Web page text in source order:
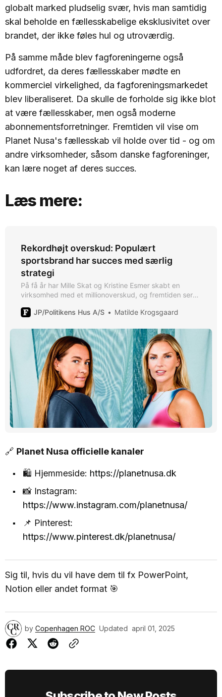
globalt marked pludselig svær, hvis man samtidig
skal beholde en fællesskabelige eksklusivitet over
brandet, der ikke føles hul og utroværdig.
På samme måde blev fagforeningerne også
udfordret, da deres fællesskaber mødte en
kommerciel virkelighed, da fagforeningsmarkedet
blev liberaliseret. Da skulle de forholde sig ikke blot
at være fællesskaber, men også moderne
abonnementsforretninger. Fremtiden vil vise om
Planet Nusa's fællesskab vil holde over tid - og om
andre virksomheder, såsom danske fagforeninger,
kan lære noget af deres succes.
Læs mere:
Rekordhøjt overskud: Populært
sportsbrand har succes med særlig
strategi
På få år har Mille Skat og Kristine Esmer skabt en
virksomhed med et millionoverskud, og fremtiden ser
værdsætter bæredygtige værdier.
JP/Politikens Hus A/S Matilde Krogsgaard
🔗 Planet Nusa officielle kanaler
🛍️ Hjemmeside: https://planetnusa.dk
📸 Instagram:
https://www.instagram.com/planetnusa/
📌 Pinterest:
https://www.pinterest.dk/planetnusa/
Sig til, hvis du vil have dem til fx PowerPoint,
Notion eller andet format 🎯
by Copenhagen ROC Updated april 01, 2025